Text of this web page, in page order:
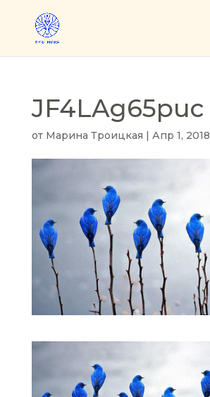
JF4LAg65puc
от Марина Троицкая | Апр 1, 2018